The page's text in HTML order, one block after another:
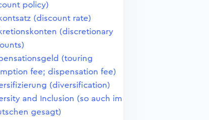
policy)
(discount rate)
(discretionary
(touring
fee; dispensation fee)
(diversification)
and Inclusion (so auch im
gesagt)